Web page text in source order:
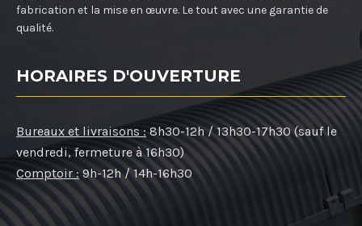
fabrication et la mise en œuvre. Le tout avec une garantie de
qualité.
HORAIRES D'OUVERTURE
Bureaux et livraisons : 8h30-12h / 13h30-17h30 (sauf le
vendredi, fermeture à 16h30)
Comptoir : 9h-12h / 14h-16h30